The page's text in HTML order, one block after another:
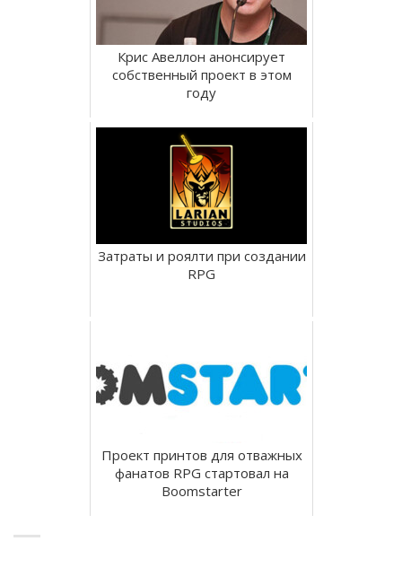
Крис Авеллон анонсирует
собственный проект в этом
году
Затраты и роялти при создании
RPG
Проект принтов для отважных
фанатов RPG стартовал на
Boomstarter